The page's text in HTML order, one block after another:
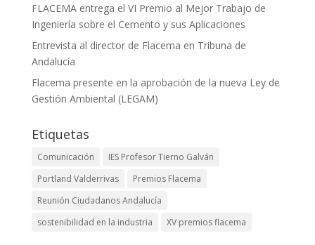
FLACEMA entrega el VI Premio al Mejor Trabajo de
Ingeniería sobre el Cemento y sus Aplicaciones
Entrevista al director de Flacema en Tribuna de
Andalucía
Flacema presente en la aprobación de la nueva Ley de
Gestión Ambiental (LEGAM)
Etiquetas
Comunicación
IES Profesor Tierno Galván
Portland Valderrivas
Premios Flacema
Reunión Ciudadanos Andalucía
sostenibilidad en la industria
XV premios flacema